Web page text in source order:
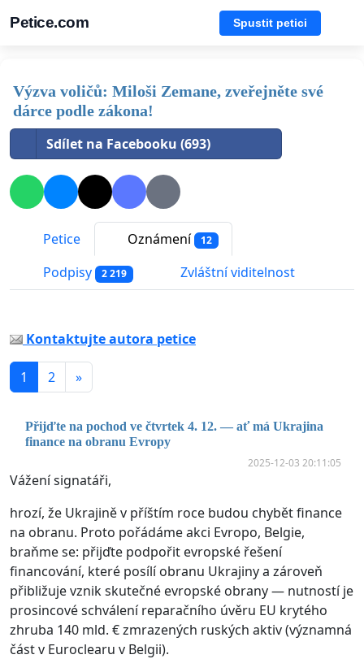
Petice.com Spustit petici
Výzva voličů: Miloši Zemane, zveřejněte své
dárce podle zákona!
Sdílet na Facebooku (693)
Petice Oznámení 12
Podpisy 2 219 Zvláštní viditelnost
Kontaktujte autora petice
1 2 »
Přijďte na pochod ve čtvrtek 4. 12. — ať má Ukrajina
finance na obranu Evropy
2025-12-03 20:11:05
Vážení signatáři,
hrozí, že Ukrajině v příštím roce budou chybět finance
na obranu. Proto pořádáme akci Evropo, Belgie,
braňme se: přijďte podpořit evropské řešení
financování, které posílí obranu Ukrajiny a zároveň
přibližuje vznik skutečné evropské obrany — nutností je
prosincové schválení reparačního úvěru EU krytého
zhruba 140 mld. € zmrazených ruských aktiv (významná
část v Euroclearu v Belgii).